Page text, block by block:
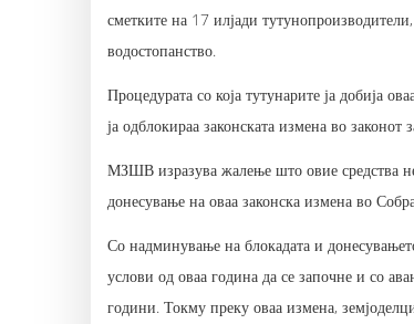
сметките на 17 илјади
водостопанство.
Процедурата со која тутунарите ја добија
ја одблокираа законската измена во
МЗШВ изразува жалење што овие средства
донесување на оваа законска измена во
Со надминување на блокадата и
услови од оваа година да се започне и со
години. Токму преку оваа измена,